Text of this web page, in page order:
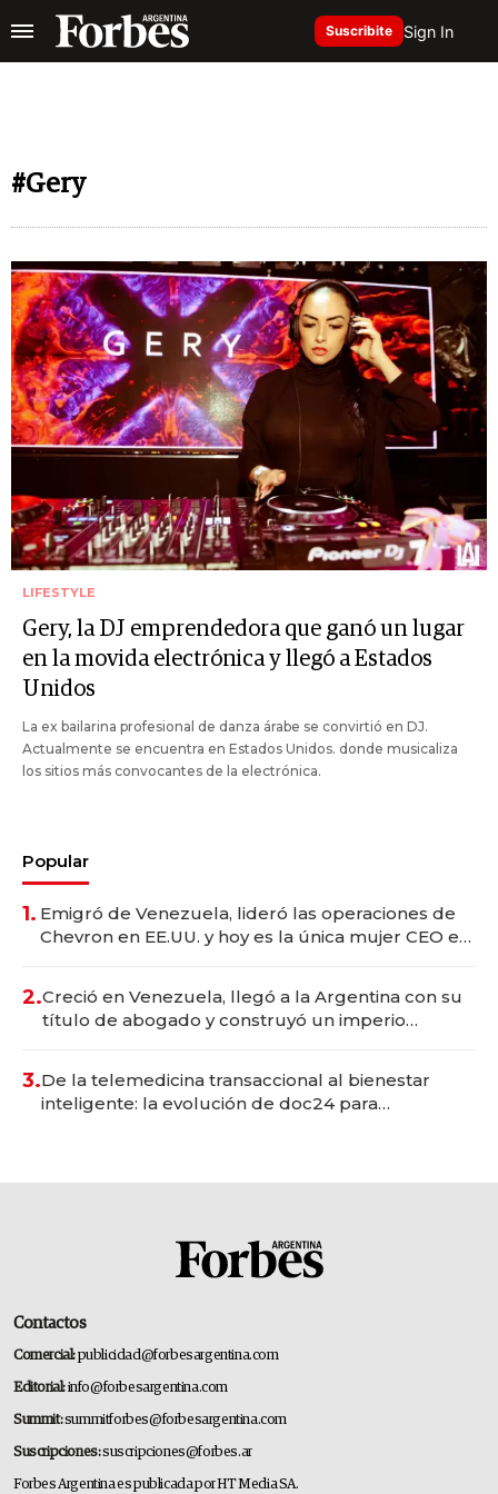
Suscribite Sign In
#Gery
LIFESTYLE
Gery, la DJ emprendedora que ganó un lugar
en la movida electrónica y llegó a Estados
Unidos
La ex bailarina profesional de danza árabe se convirtió en DJ.
Actualmente se encuentra en Estados Unidos. donde musicaliza
los sitios más convocantes de la electrónica.
Popular
1. Emigró de Venezuela, lideró las operaciones de
Chevron en EE.UU. y hoy es la única mujer CEO en
2.Creció en Venezuela, llegó a la Argentina con su
título de abogado y construyó un imperio
3.De la telemedicina transaccional al bienestar
inteligente: la evolución de doc24 para
Contactos
Comercial:publicidad@forbesargentina.com
Editorial:info@forbesargentina.com
Summit:summitforbes@forbesargentina.com
Suscripciones:suscripciones@forbes.ar
Forbes Argentina es publicada por HT Media SA.